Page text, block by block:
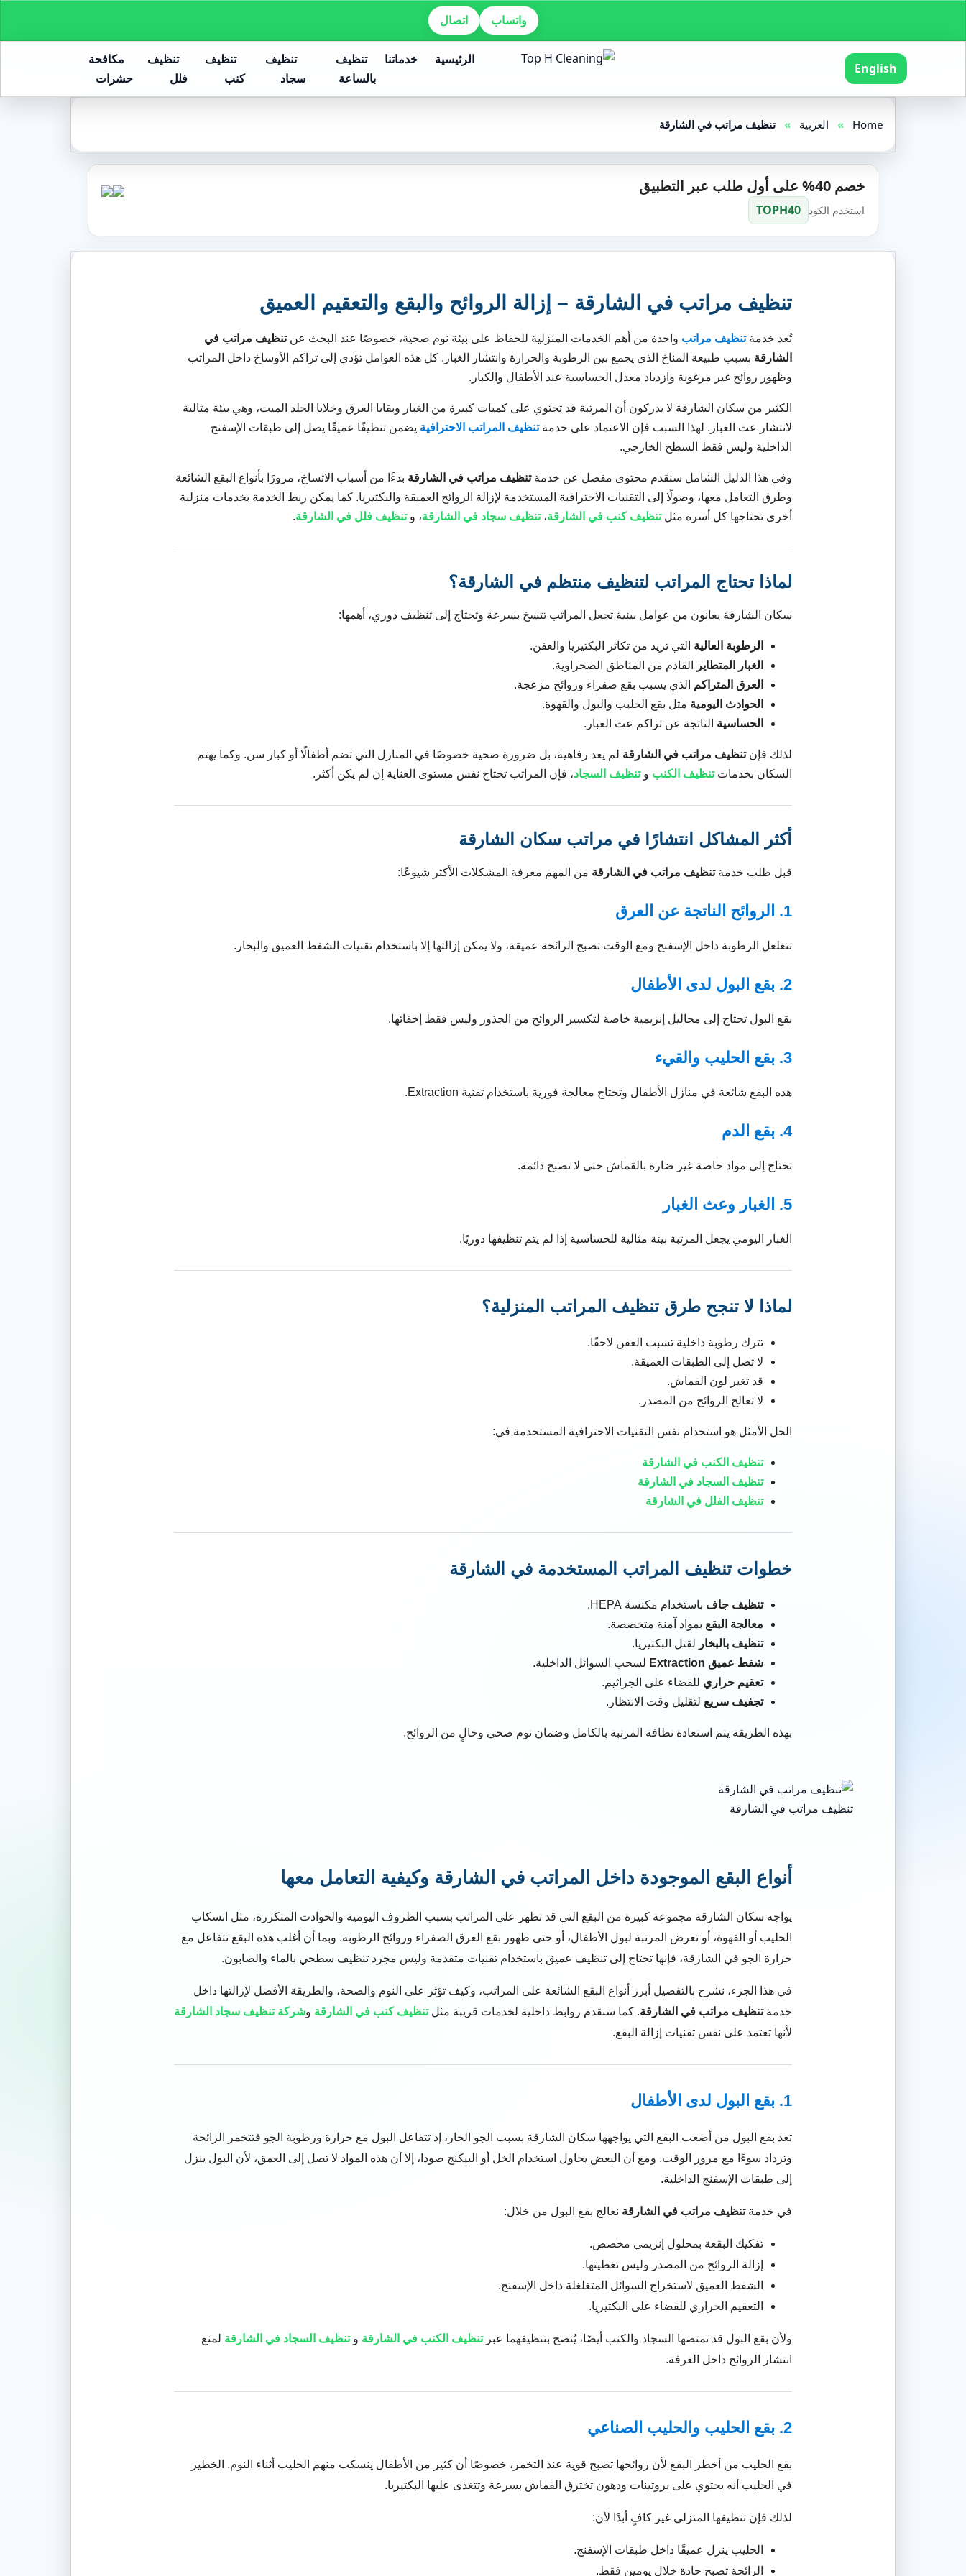
واتساب اتصال
English
الرئيسية خدماتنا
تنظيف
بالساعة
تنظيف
سجاد
تنظيف
كنب
تنظيف
فلل
مكافحة
حشرات
Home
» العربية » تنظيف مراتب في الشارقة
خصم 40% على أول طلب عبر التطبيق
استخدم الكود TOPH40
تنظيف مراتب في الشارقة – إزالة الروائح والبقع والتعقيم العميق
تُعد خدمةتنظيف مراتب واحدة من أهم الخدمات المنزلية للحفاظ على بيئة نوم صحية، خصوصًا عند البحث عنتنظيف مراتب في
الشارقة بسبب طبيعة المناخ الذي يجمع بين الرطوبة والحرارة وانتشار الغبار. كل هذه العوامل تؤدي إلى تراكم الأوساخ داخل المراتب
وظهور روائح غير مرغوبة وازدياد معدل الحساسية عند الأطفال والكبار.
الكثير من سكان الشارقة لا يدركون أن المرتبة قد تحتوي على كميات كبيرة من الغبار وبقايا العرق وخلايا الجلد الميت، وهي بيئة مثالية
لانتشار عث الغبار. لهذا السبب فإن الاعتماد على خدمةتنظيف المراتب الاحترافية يضمن تنظيفًا عميقًا يصل إلى طبقات الإسفنج
الداخلية وليس فقط السطح الخارجي.
وفي هذا الدليل الشامل سنقدم محتوى مفصل عن خدمةتنظيف مراتب في الشارقة بدءًا من أسباب الاتساخ، مرورًا بأنواع البقع الشائعة
وطرق التعامل معها، وصولًا إلى التقنيات الاحترافية المستخدمة لإزالة الروائح العميقة والبكتيريا. كما يمكن ربط الخدمة بخدمات منزلية
أخرى تحتاجها كل أسرة مثلتنظيف كنب في الشارقة،تنظيف سجاد في الشارقة، وتنظيف فلل في الشارقة.
لماذا تحتاج المراتب لتنظيف منتظم في الشارقة؟
سكان الشارقة يعانون من عوامل بيئية تجعل المراتب تتسخ بسرعة وتحتاج إلى تنظيف دوري، أهمها:
الرطوبة العالية التي تزيد من تكاثر البكتيريا والعفن.
الغبار المتطاير
القادم من المناطق الصحراوية.
العرق المتراكم الذي يسبب بقع صفراء وروائح مزعجة.
الحوادث اليومية مثل بقع الحليب والبول والقهوة.
الحساسية الناتجة عن تراكم عث الغبار.
لذلك فإنتنظيف مراتب في الشارقة لم يعد رفاهية، بل ضرورة صحية خصوصًا في المنازل التي تضم أطفالًا أو كبار سن. وكما يهتم
السكان بخدماتتنظيف الكنب وتنظيف السجاد، فإن المراتب تحتاج نفس مستوى العناية إن لم يكن أكثر.
أكثر المشاكل انتشارًا في مراتب سكان الشارقة
قبل طلب خدمةتنظيف مراتب في الشارقة من المهم معرفة المشكلات الأكثر شيوعًا:
1. الروائح الناتجة عن العرق
تتغلغل الرطوبة داخل الإسفنج ومع الوقت تصبح الرائحة عميقة، ولا يمكن إزالتها إلا باستخدام تقنيات الشفط العميق والبخار.
2. بقع البول لدى الأطفال
بقع البول تحتاج إلى محاليل إنزيمية خاصة لتكسير الروائح من الجذور وليس فقط إخفائها.
3. بقع الحليب والقيء
هذه البقع شائعة في منازل الأطفال وتحتاج معالجة فورية باستخدام تقنية Extraction.
4. بقع الدم
تحتاج إلى مواد خاصة غير ضارة بالقماش حتى لا تصبح دائمة.
5. الغبار وعث الغبار
الغبار اليومي يجعل المرتبة بيئة مثالية للحساسية إذا لم يتم تنظيفها دوريًا.
لماذا لا تنجح طرق تنظيف المراتب المنزلية؟
تترك رطوبة داخلية تسبب العفن لاحقًا.
لا تصل إلى الطبقات العميقة.
قد تغير لون القماش.
لا تعالج الروائح من المصدر.
الحل الأمثل هو استخدام نفس التقنيات الاحترافية المستخدمة في:
تنظيف الكنب في الشارقة
تنظيف السجاد في الشارقة
تنظيف الفلل في الشارقة
خطوات تنظيف المراتب المستخدمة في الشارقة
تنظيف جاف باستخدام مكنسة HEPA.
معالجة البقع بمواد آمنة متخصصة.
تنظيف بالبخار لقتل البكتيريا.
شفط عميق Extraction
لسحب السوائل الداخلية.
تعقيم حراري للقضاء على الجراثيم.
تجفيف سريع لتقليل وقت الانتظار.
بهذه الطريقة يتم استعادة نظافة المرتبة بالكامل وضمان نوم صحي وخالٍ من الروائح.
تنظيف مراتب في الشارقة
أنواع البقع الموجودة داخل المراتب في الشارقة وكيفية التعامل معها
يواجه سكان الشارقة مجموعة كبيرة من البقع التي قد تظهر على المراتب بسبب الظروف اليومية والحوادث المتكررة، مثل انسكاب
الحليب أو القهوة، أو تعرض المرتبة لبول الأطفال، أو حتى ظهور بقع العرق الصفراء وروائح الرطوبة. وبما أن أغلب هذه البقع تتفاعل مع
حرارة الجو في الشارقة، فإنها تحتاج إلى تنظيف عميق باستخدام تقنيات متقدمة وليس مجرد تنظيف سطحي بالماء والصابون.
في هذا الجزء، نشرح بالتفصيل أبرز أنواع البقع الشائعة على المراتب، وكيف تؤثر على النوم والصحة، والطريقة الأفضل لإزالتها داخل
خدمةتنظيف مراتب في الشارقة. كما سنقدم روابط داخلية لخدمات قريبة مثلتنظيف كنب في الشارقة وشركة تنظيف سجاد الشارقة
لأنها تعتمد على نفس تقنيات إزالة البقع.
1. بقع البول لدى الأطفال
تعد بقع البول من أصعب البقع التي يواجهها سكان الشارقة بسبب الجو الحار، إذ تتفاعل البول مع حرارة ورطوبة الجو فتتخمر الرائحة
وتزداد سوءًا مع مرور الوقت. ومع أن البعض يحاول استخدام الخل أو البيكنج صودا، إلا أن هذه المواد لا تصل إلى العمق، لأن البول ينزل
إلى طبقات الإسفنج الداخلية.
في خدمةتنظيف مراتب في الشارقة نعالج بقع البول من خلال:
تفكيك البقعة بمحلول إنزيمي مخصص.
إزالة الروائح من المصدر وليس تغطيتها.
الشفط العميق لاستخراج السوائل المتغلغلة داخل الإسفنج.
التعقيم الحراري للقضاء على البكتيريا.
ولأن بقع البول قد تمتصها السجاد والكنب أيضًا، يُنصح بتنظيفهما عبرتنظيف الكنب في الشارقة وتنظيف السجاد في الشارقة لمنع
انتشار الروائح داخل الغرفة.
2. بقع الحليب والحليب الصناعي
بقع الحليب من أخطر البقع لأن روائحها تصبح قوية عند التخمر، خصوصًا أن كثير من الأطفال ينسكب منهم الحليب أثناء النوم. الخطير
في الحليب أنه يحتوي على بروتينات ودهون تخترق القماش بسرعة وتتغذى عليها البكتيريا.
لذلك فإن تنظيفها المنزلي غير كافٍ أبدًا لأن:
الحليب ينزل عميقًا داخل طبقات الإسفنج.
الرائحة تصبح حادة خلال يومين فقط.